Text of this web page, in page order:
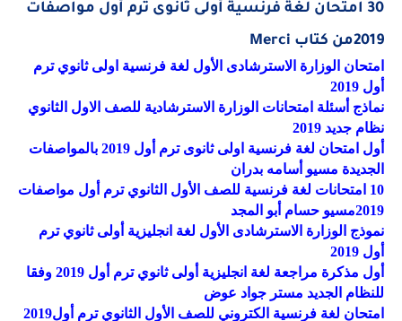
30 امتحان لغة فرنسية أولى ثانوى ترم أول مواصفات
2019من كتاب Merci
امتحان الوزارة الاسترشادى الأول لغة فرنسية اولى ثانوي ترم
أول 2019
نماذج أسئلة امتحانات الوزارة الاسترشادية للصف الاول الثانوي
نظام جديد 2019
أول امتحان لغة فرنسية اولى ثانوى ترم أول 2019 بالمواصفات
الجديدة مسيو أسامه بدران
10 امتحانات لغة فرنسية للصف الأول الثانوي ترم أول مواصفات
2019مسيو حسام أبو المجد
نموذج الوزارة الاسترشادى الأول لغة انجليزية أولى ثانوي ترم
أول 2019
أول مذكرة مراجعة لغة انجليزية أولى ثانوي ترم أول 2019 وفقا
للنظام الجديد مستر جواد عوض
امتحان لغة فرنسية الكتروني للصف الأول الثانوي ترم أول2019